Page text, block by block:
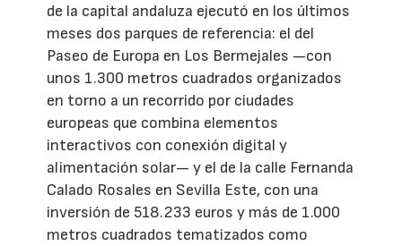
de la capital andaluza ejecutó en los últimos
meses dos parques de referencia: el del
Paseo de Europa en Los Bermejales —con
unos 1.300 metros cuadrados organizados
en torno a un recorrido por ciudades
europeas que combina elementos
interactivos con conexión digital y
alimentación solar— y el de la calle Fernanda
Calado Rosales en Sevilla Este, con una
inversión de 518.233 euros y más de 1.000
metros cuadrados tematizados como